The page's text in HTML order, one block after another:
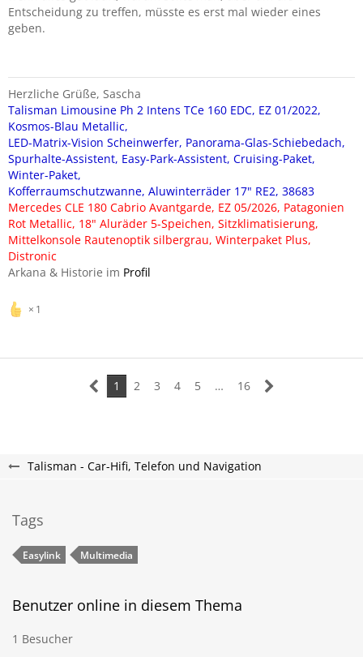
Entscheidung zu treffen, müsste es erst mal wieder eines
geben.
Herzliche Grüße, Sascha
Talisman Limousine Ph 2 Intens TCe 160 EDC, EZ 01/2022,
Kosmos-Blau Metallic,
LED-Matrix-Vision Scheinwerfer, Panorama-Glas-Schiebedach,
Spurhalte-Assistent, Easy-Park-Assistent, Cruising-Paket,
Winter-Paket,
Kofferraumschutzwanne, Aluwinterräder 17" RE2, 38683
Mercedes CLE 180 Cabrio Avantgarde, EZ 05/2026, Patagonien
Rot Metallic, 18" Aluräder 5-Speichen, Sitzklimatisierung,
Mittelkonsole Rautenoptik silbergrau, Winterpaket Plus,
Distronic
Arkana & Historie im Profil
1
1 2 3 4 5 … 16
Talisman - Car-Hifi, Telefon und Navigation
Tags
Easylink Multimedia
Benutzer online in diesem Thema
1 Besucher